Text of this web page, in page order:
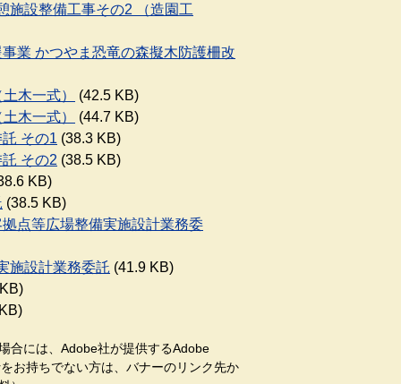
施設整備工事その2 （造園工
業 かつやま恐竜の森擬木防護柵改
木一式）
(42.5 KB)
木一式）
(44.7 KB)
その1 (38.3 KB)
その2 (38.5 KB)
KB)
(38.5 KB)
点等広場整備実施設計業務委
施設計業務委託 (41.9 KB)
合には、Adobe社が提供するAdobe
お持ちでない方は、バナーのリンク先か